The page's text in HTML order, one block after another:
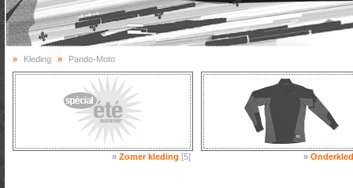
» Kleding » Pando-Moto
»Zomer kleding [5] »